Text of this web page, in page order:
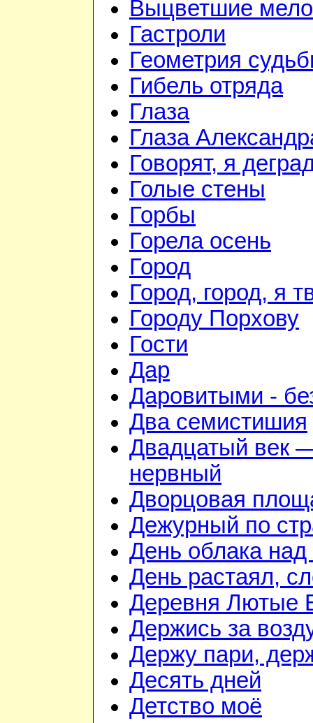
Выцветшие
Гастроли
Геометрия
Гибель отряда
Глаза
Глаза
Говорят, я
Голые стены
Горбы
Горела осень
Город
Город, город, я
Городу Порхову
Гости
Дар
Даровитыми -
Два семистишия
Двадцатый век
нервный
Дворцовая
Дежурный по
День облака
День растаял,
Деревня Лютые
Держись за
Держу пари,
Десять дней
Детство моё